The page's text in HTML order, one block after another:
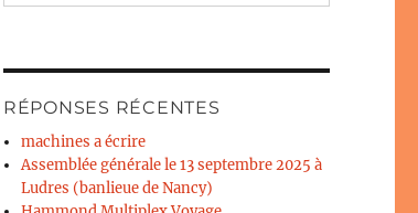
RÉPONSES RÉCENTES
machines a écrire
Assemblée générale le 13 septembre 2025 à
Ludres (banlieue de Nancy)